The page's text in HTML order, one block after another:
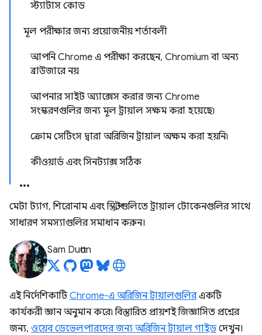
স্ট্যাটাস কোড
মূল পরীক্ষার জন্য প্রয়োজনীয় শর্তাবলী
আপনি Chrome এ পরীক্ষা করছেন, Chromium বা অন্য
ব্রাউজারে নয়
আপনার সাইট অ্যাক্সেস করার জন্য Chrome
সংস্করণগুলির জন্য মূল ট্রায়াল সক্ষম করা হয়েছে৷
ক্রোম সেটিংস দ্বারা অরিজিন ট্রায়াল অক্ষম করা হয়নি৷
কীওয়ার্ড এবং সিনট্যাক্স সঠিক
মেটা ট্যাগ, শিরোনাম এবং স্ক্রিপ্টগুলিতে ট্রায়াল টোকেনগুলির সাথে
সাধারণ সমস্যাগুলির সমাধান করুন।
Sam Dutton
এই নির্দেশিকাটিChrome-এ অরিজিন ট্রায়ালগুলিরএকটি
কার্যকরী জ্ঞান অনুমান করে৷ বিস্তারিত প্রায়শই জিজ্ঞাসিত প্রশ্নের
জন্য, ওয়েব ডেভেলপারদের জন্য অরিজিন ট্রায়াল গাইডদেখুন।